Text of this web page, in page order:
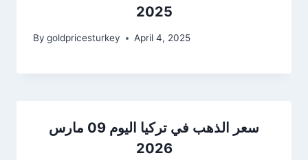
2025
By goldpricesturkey April 4, 2025
سعر الذهب في تركيا اليوم 09 مارس
2026